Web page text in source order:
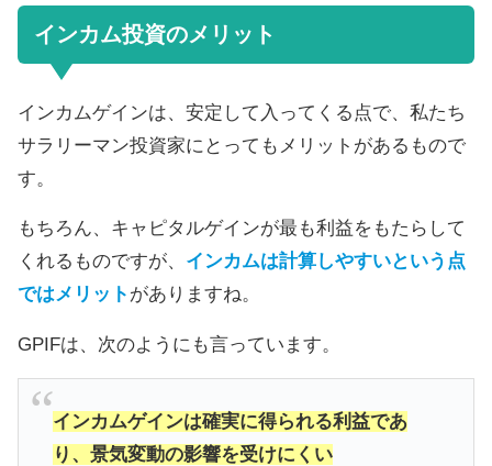
インカム投資のメリット
インカムゲインは、安定して入ってくる点で、私たち
サラリーマン投資家にとってもメリットがあるもので
す。
もちろん、キャピタルゲインが最も利益をもたらして
くれるものですが、 インカムは計算しやすいという点
ではメリット がありますね。
GPIFは、次のようにも言っています。
インカムゲインは確実に得られる利益であ
り、景気変動の影響を受けにくい